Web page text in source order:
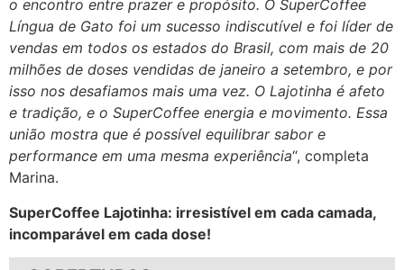
o encontro entre prazer e propósito. O SuperCoffee
Língua de Gato foi um sucesso indiscutível e foi líder de
vendas em todos os estados do Brasil, com mais de 20
milhões de doses vendidas de janeiro a setembro, e por
isso nos desafiamos mais uma vez. O Lajotinha é afeto
e tradição, e o SuperCoffee energia e movimento. Essa
união mostra que é possível equilibrar sabor e
performance em uma mesma experiência“, completa
Marina.
SuperCoffee Lajotinha: irresistível em cada camada,
incomparável em cada dose!